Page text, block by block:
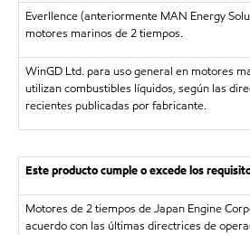
Everllence (anteriormente MAN Energy
motores marinos de 2 tiempos.
WinGD Ltd. para uso general en motores
utilizan combustibles líquidos, según las
recientes publicadas por fabricante.
Este producto cumple o excede los
Motores de 2 tiempos de Japan Engine
acuerdo con las últimas directrices de